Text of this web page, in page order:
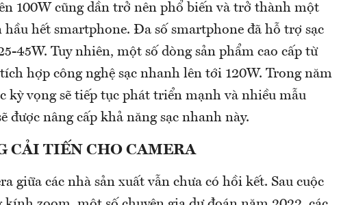
100W cũng dần trở nên phổ biến và trở thành một
hết smartphone. Đa số smartphone đã hỗ trợ sạc
45W. Tuy nhiên, một số dòng sản phẩm cao cấp từ
hợp công nghệ sạc nhanh lên tới 120W. Trong năm
kỳ vọng sẽ tiếp tục phát triển mạnh và nhiều mẫu
được nâng cấp khả năng sạc nhanh này.
CẢI TIẾN CHO CAMERA
giữa các nhà sản xuất vẫn chưa có hồi kết. Sau cuộc